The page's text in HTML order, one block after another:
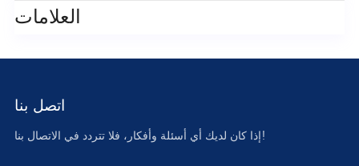
العلامات
اتصل بنا
إذا كان لديك أي أسئلة وأفكار، فلا تتردد في الاتصال بنا!